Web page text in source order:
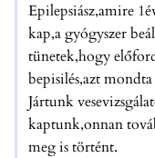
Epilepsiász,amire
kap,a gyógyszer
tünetek,hogy
bepisilés,azt
Jártunk
kaptunk,onnan
meg is történt.